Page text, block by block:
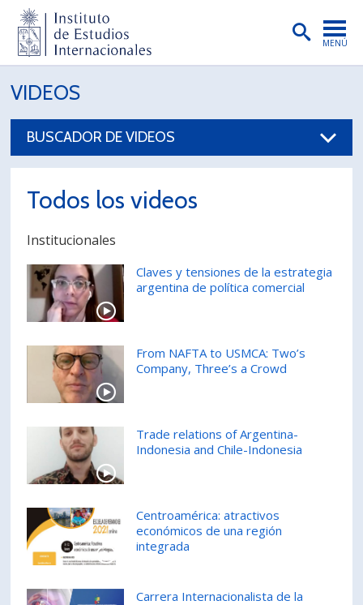
MENÚ
INSTITUTO
PUBLICACIONES
ENGLISH
Estudiantes Egresados
VIDEOS
BUSCADOR DE VIDEOS
Todos los videos
Institucionales
Claves y tensiones de la estrategia
argentina de política comercial
From NAFTA to USMCA: Two’s
Company, Three’s a Crowd
Trade relations of Argentina-
Indonesia and Chile-Indonesia
Centroamérica: atractivos
económicos de una región
integrada
Carrera Internacionalista de la